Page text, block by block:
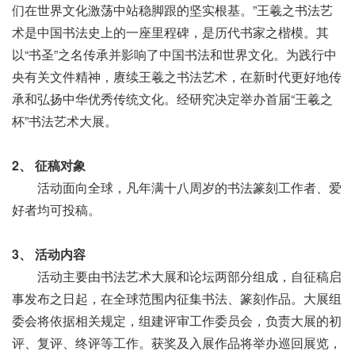
们在世界文化激荡中站稳脚跟的坚实根基。”王羲之书法艺
术是中国书法史上的一座里程碑，是历代书家之楷模。其
以“书圣”之名传承并影响了中国书法和世界文化。为践行中
央有关文件精神，赓续王羲之书法艺术，在新时代更好地传
承和弘扬中华优秀传统文化。经研究决定举办首届“王羲之
杯”书法艺术大展。
2、 征稿对象
活动面向全球，凡年满十八周岁的书法篆刻工作者、爱
好者均可投稿。
3、 活动内容
活动主要由书法艺术大展和论坛两部分组成，自征稿启
事发布之日起，在全球范围内征集书法、篆刻作品。大展组
委会将依据相关规定，组建评审工作委员会，负责大展的初
评、复评、终评等工作。获奖及入展作品将举办巡回展览，